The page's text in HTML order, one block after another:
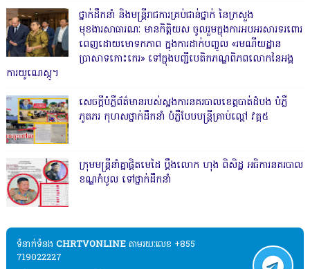
ថ្នាក់ដឹកនាំ និងមន្ត្រីរាជការគ្រប់ជាន់ថ្នាក់ នៃក្រសួង
មុខងារសាធារណៈ មានកិត្តិយស ចូលរួមក្នុងការអបអរសារទរពោរ
ពេញដោយមោទកភាព ក្នុងការដាក់បញ្ចូល «រមណីយដ្ឋាន
ប្រាសាទកោះកេរ» ទៅក្នុងបញ្ជីបេតិកភណ្ឌពិភពលោកនៃអង្គ
ការយូណេស្កូ។
សេចក្តីបំភ្លឺព័ត៌មានរបស់ស្នងការនគរបាលខេត្តបាត់ដំបង បំភ្លឺ
ភូតភរ កុហសថ្នាក់ដឹកនាំ បំភ្លឺបែបបន្ត្រីគ្រាប់ល្ពៅ វគ្គ៥
ក្រុមមន្ត្រីនាំគ្នាផ្ដិតមេដៃ ប្ដឹងលោក ហុង ពិសិដ្ឋ អធិការនគរបាល
ខណ្ឌកំបូល ទៅថ្នាក់ដឹកនាំ
ទំនាក់ទំនង​​ CHRTVONLINE តាមរយៈលេខ +855
719022227